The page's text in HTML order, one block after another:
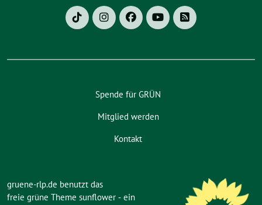
Spende für GRÜN
Mitglied werden
Kontakt
gruene-rlp.de benutzt das
freie grüne Theme sunflower ‐ ein